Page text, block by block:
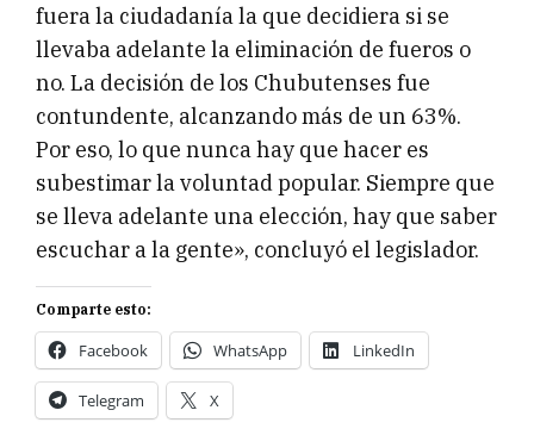
fuera la ciudadanía la que decidiera si se
llevaba adelante la eliminación de fueros o
no. La decisión de los Chubutenses fue
contundente, alcanzando más de un 63%.
Por eso, lo que nunca hay que hacer es
subestimar la voluntad popular. Siempre que
se lleva adelante una elección, hay que saber
escuchar a la gente», concluyó el legislador.
Comparte esto:
Facebook WhatsApp LinkedIn
Telegram X